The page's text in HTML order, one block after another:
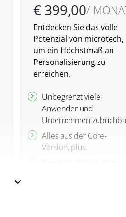
€ 399,00/
Entdecken Sie das volle
Potenzial von microtech,
um ein Höchstmaß an
Personalisierung zu
erreichen.
Unbegrenzt viele
Anwender und
Unternehmen
Alles aus der Core-
Version, plus: